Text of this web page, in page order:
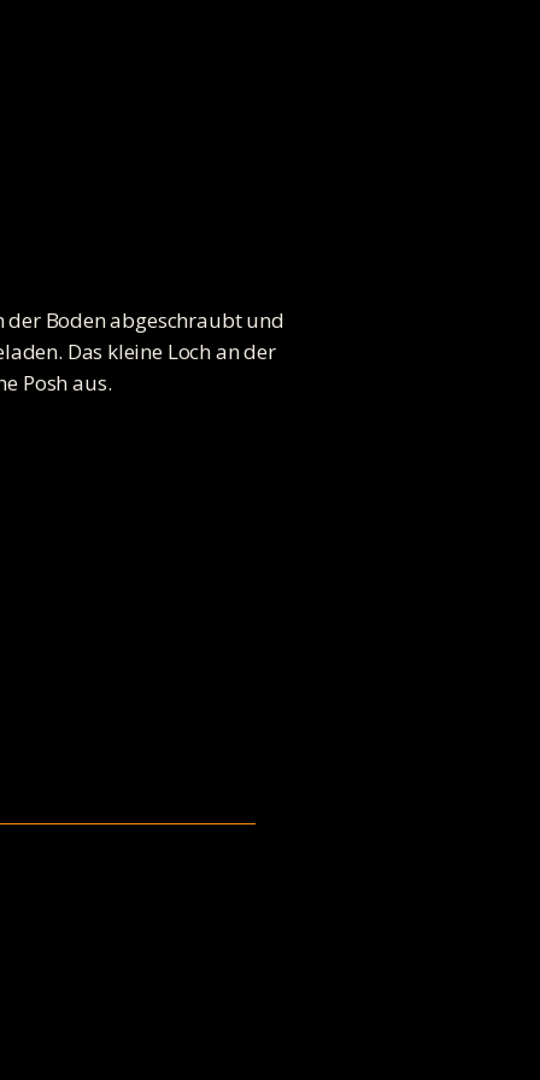
der Boden abgeschraubt und
Das kleine Loch an der
Posh aus.